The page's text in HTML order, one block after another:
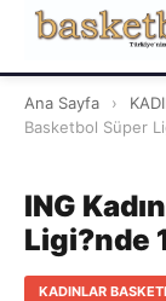
Ana Sayfa ›
Basketbol Süper
ING
Ligi?nde
KADINLAR